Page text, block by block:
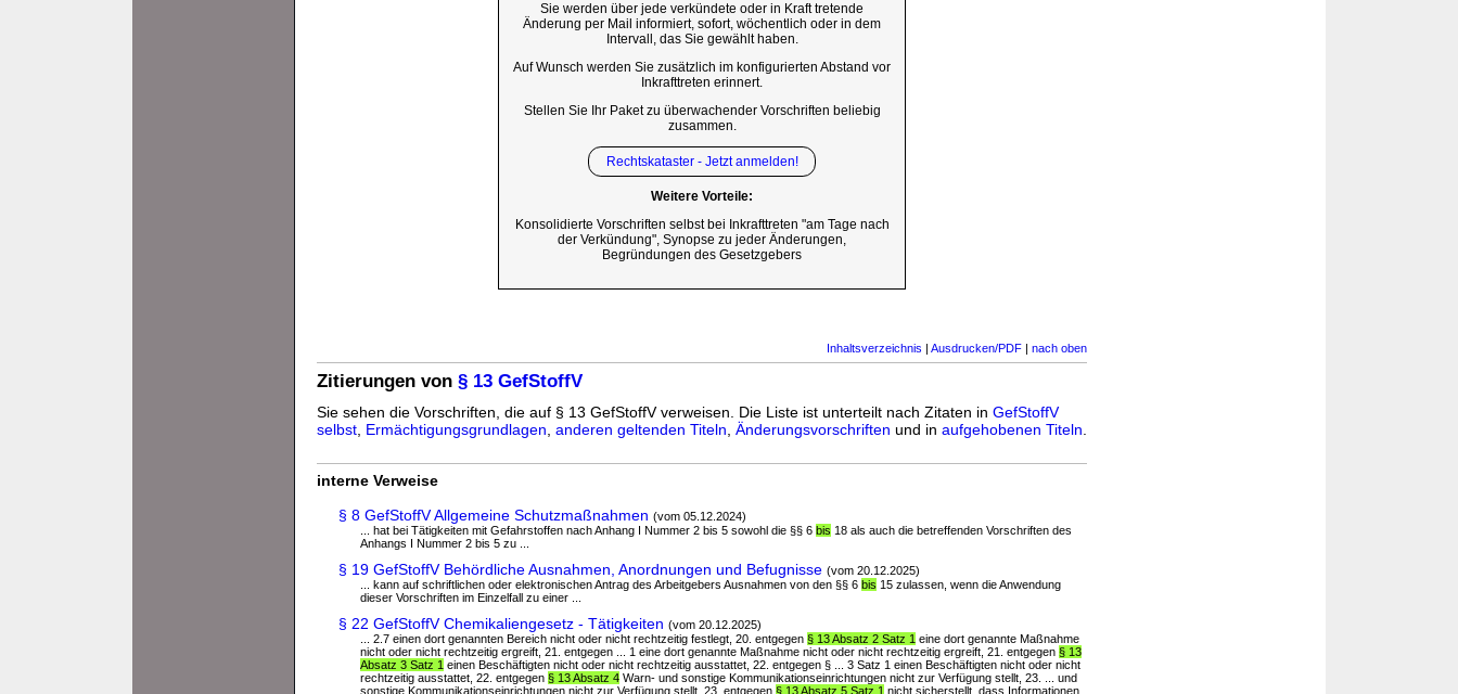
Sie werden über jede verkündete oder in Kraft tretende
Änderung per Mail informiert, sofort, wöchentlich oder in dem
Intervall, das Sie gewählt haben.
Auf Wunsch werden Sie zusätzlich im konfigurierten Abstand vor
Inkrafttreten erinnert.
Stellen Sie Ihr Paket zu überwachender Vorschriften beliebig
zusammen.
Rechtskataster - Jetzt anmelden!
Weitere Vorteile:
Konsolidierte Vorschriften selbst bei Inkrafttreten "am Tage nach
der Verkündung", Synopse zu jeder Änderungen,
Begründungen des Gesetzgebers
Inhaltsverzeichnis | Ausdrucken/PDF | nach oben
Zitierungen von § 13 GefStoffV
Sie sehen die Vorschriften, die auf § 13 GefStoffV verweisen. Die Liste ist unterteilt nach Zitaten in GefStoffV
selbst Ermächtigungsgrundlagen anderen geltenden Titeln Änderungsvorschriften und in aufgehobenen Titeln
interne Verweise
§ 8 GefStoffV Allgemeine Schutzmaßnahmen (vom 05.12.2024)
... hat bei Tätigkeiten mit Gefahrstoffen nach Anhang I Nummer 2 bis 5 sowohl die §§ 6 bis 18 als auch die betreffenden Vorschriften des
Anhangs I Nummer 2 bis 5 zu ...
§ 19 GefStoffV Behördliche Ausnahmen, Anordnungen und Befugnisse (vom 20.12.2025)
... kann auf schriftlichen oder elektronischen Antrag des Arbeitgebers Ausnahmen von den §§ 6 bis 15 zulassen, wenn die Anwendung
dieser Vorschriften im Einzelfall zu einer ...
§ 22 GefStoffV Chemikaliengesetz - Tätigkeiten (vom 20.12.2025)
... 2.7 einen dort genannten Bereich nicht oder nicht rechtzeitig festlegt, 20. entgegen § 13 Absatz 2 Satz 1 eine dort genannte Maßnahme
nicht oder nicht rechtzeitig ergreift, 21. entgegen ... 1 eine dort genannte Maßnahme nicht oder nicht rechtzeitig ergreift, 21. entgegen § 13
Absatz 3 Satz 1 einen Beschäftigten nicht oder nicht rechtzeitig ausstattet, 22. entgegen § ... 3 Satz 1 einen Beschäftigten nicht oder nicht
rechtzeitig ausstattet, 22. entgegen § 13 Absatz 4 Warn- und sonstige Kommunikationseinrichtungen nicht zur Verfügung stellt, 23. ... und
sonstige Kommunikationseinrichtungen nicht zur Verfügung stellt, 23. entgegen § 13 Absatz 5 Satz 1 nicht sicherstellt, dass Informationen